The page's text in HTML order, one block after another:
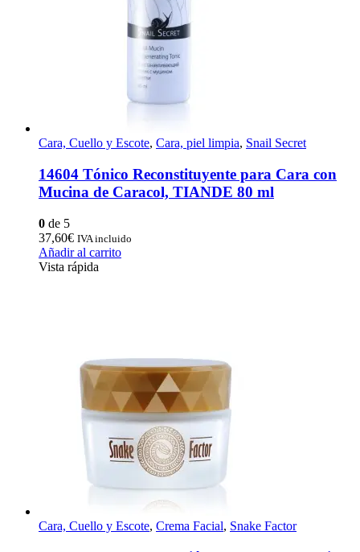
Cara, Cuello y Escote, Cara, piel limpia, Snail Secret
14604 Tónico Reconstituyente para Cara con
Mucina de Caracol, TIANDE 80 ml
0 de 5
37,60€ IVA incluido
Añadir al carrito
Vista rápida
Cara, Cuello y Escote, Crema Facial, Snake Factor